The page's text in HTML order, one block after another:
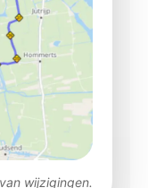
wijzigingen.